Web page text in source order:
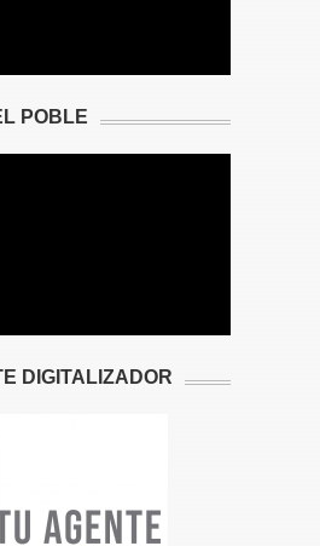
POBLE
DIGITALIZADOR